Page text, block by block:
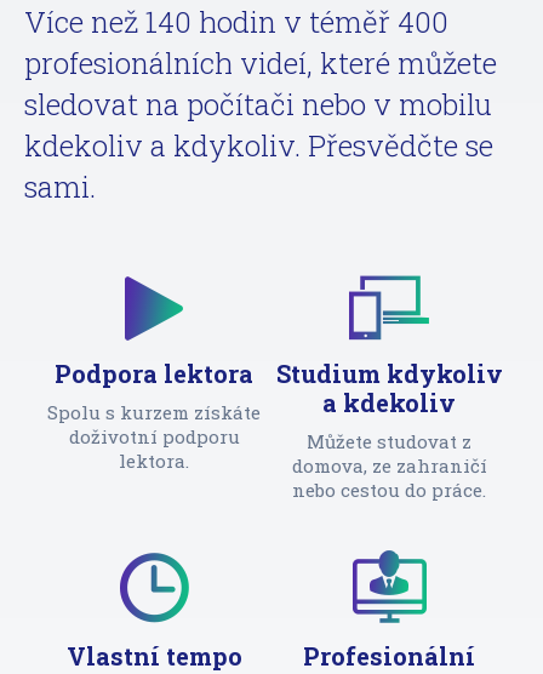
Více než 140 hodin v téměř 400
profesionálních videí, které můžete
sledovat na počítači nebo v mobilu
kdekoliv a kdykoliv. Přesvědčte se
sami.
Podpora lektora
Spolu s kurzem získáte
doživotní podporu
lektora.
Studium kdykoliv
a kdekoliv
Můžete studovat z
domova, ze zahraničí
nebo cestou do práce.
Vlastní tempo
Profesionální